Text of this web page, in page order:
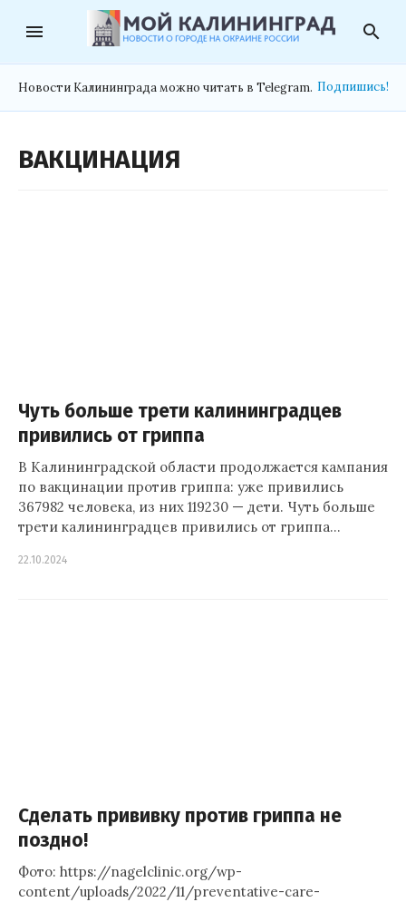
menu search
Новости Калининграда можно читать в Telegram. Подпишись!
ВАКЦИНАЦИЯ
Чуть больше трети калининградцев
привились от гриппа
В Калининградской области продолжается кампания
по вакцинации против гриппа: уже привились
367982 человека, из них 119230 — дети. Чуть больше
трети калининградцев привились от гриппа…
22.10.2024
Сделать прививку против гриппа не
поздно!
Фото: https://nagelclinic.org/wp-
content/uploads/2022/11/preventative-care-